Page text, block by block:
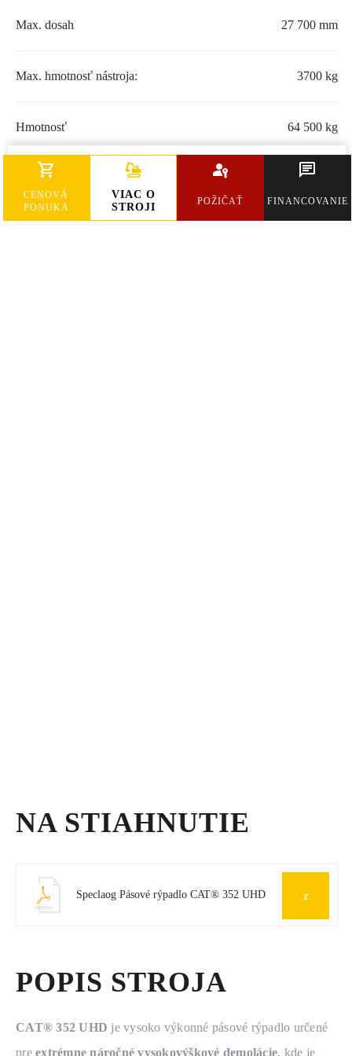
MÔJSTROJ.SK
AKCIOVÉ PONUKY
O NÁS
TLAČOVÉ CENTRUM
Max. dosah 27 700 mm
Max. hmotnosť nástroja: 3700 kg
Hmotnosť 64 500 kg
Výkon motora 332 kW
CENOVÁ
PONUKA
VIAC O
STROJI
POŽIČAŤ FINANCOVANIE
NA STIAHNUTIE
Speclaog Pásové rýpadlo CAT® 352 UHD
POPIS STROJA
CAT® 352 UHD je vysoko výkonné pásové rýpadlo určené
pre extrémne náročné vysokovýškové demolácie, kde je